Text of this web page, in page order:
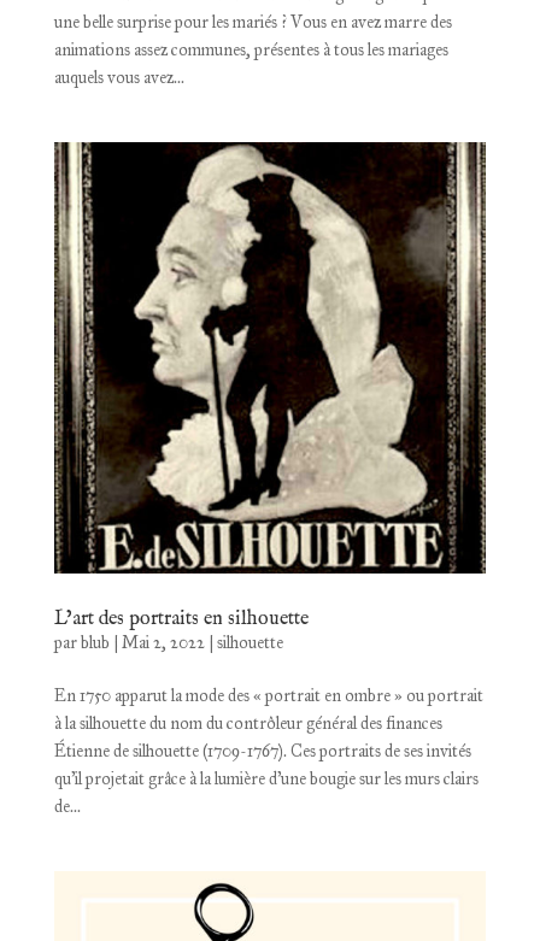
une belle surprise pour les mariés ? Vous en avez marre des
animations assez communes, présentes à tous les mariages
auquels vous avez...
L’art des portraits en silhouette
parblub Mai 2, 2022| silhouette
En 1750 apparut la mode des « portrait en ombre » ou portrait
à la silhouette du nom du contrôleur général des finances
Étienne de silhouette (1709-1767). Ces portraits de ses invités
qu’il projetait grâce à la lumière d’une bougie sur les murs clairs
de...